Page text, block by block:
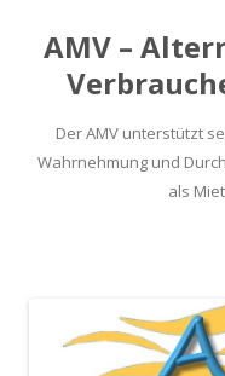
AMV –
Der AMV unterstützt
Wahrnehmung und
als